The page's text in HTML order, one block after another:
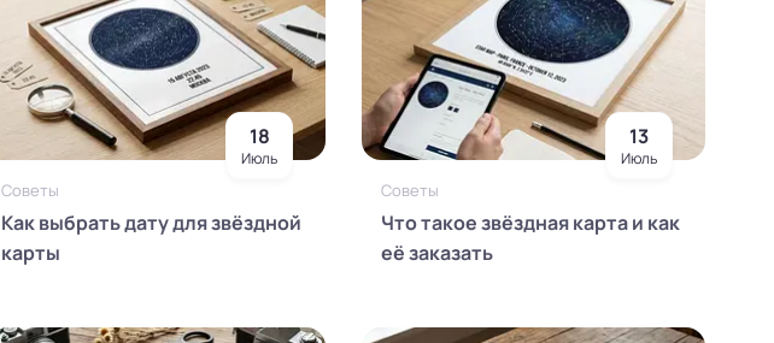
18
Июль
Советы
Как выбрать дату для звёздной
карты
13
Июль
Советы
Что такое звёздная карта и как
её заказать